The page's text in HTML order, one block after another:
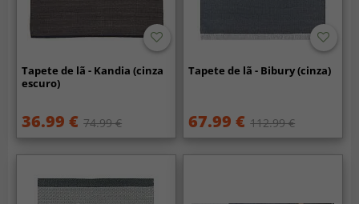
Tapete de lã - Kandia (cinza
escuro)
36.99 € 74.99 €
Tapete de lã - Bibury (cinza)
67.99 € 112.99 €